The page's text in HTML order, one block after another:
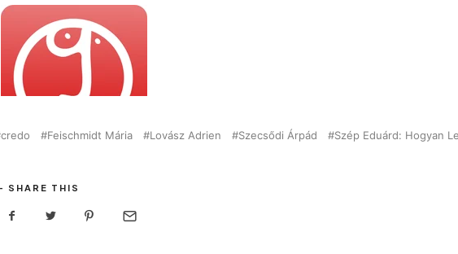
credo Feischmidt Mária Lovász Adrien Szecsődi Árpád Szép Eduárd: Hogyan
SHARE THIS